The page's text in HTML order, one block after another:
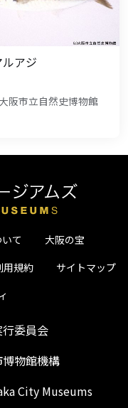
ルアジ
大阪市立自然史博物館
て
大阪の宝
用規約
サイトマップ
委員会
物館機構
City Museums